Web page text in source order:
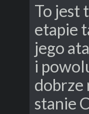
To jest
etapie
jego
i
dobrze
stanie